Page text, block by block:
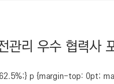
관리 우수 협력사
p {margin-top: 0pt;